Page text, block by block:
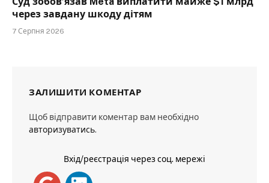
через завдану шкоду дітям
7 Серпня 2026
ЗАЛИШИТИ КОМЕНТАР
Щоб відправити коментар вам необхідно
авторизуватись.
Вхід/реєстрація через соц. мережі